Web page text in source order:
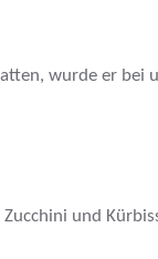
wurde er bei
und